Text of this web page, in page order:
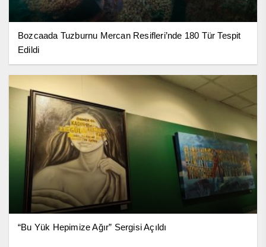
Bozcaada Tuzburnu Mercan Resifleri’nde 180 Tür Tespit
Edildi
“Bu Yük Hepimize Ağır” Sergisi Açıldı